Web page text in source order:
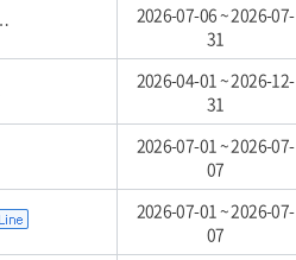
2026-07-06 ~ 2026-07-
31
2026-04-01 ~ 2026-12-
31
2026-07-01 ~ 2026-07-
07
2026-07-01 ~ 2026-07-
07